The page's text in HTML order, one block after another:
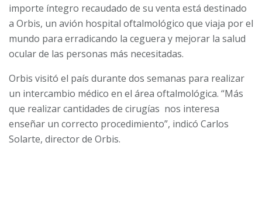
importe íntegro recaudado de su venta está destinado
a Orbis, un avión hospital oftalmológico que viaja por el
mundo para erradicando la ceguera y mejorar la salud
ocular de las personas más necesitadas.
Orbis visitó el país durante dos semanas para realizar
un intercambio médico en el área oftalmológica. “Más
que realizar cantidades de cirugías nos interesa
enseñar un correcto procedimiento”, indicó Carlos
Solarte, director de Orbis.